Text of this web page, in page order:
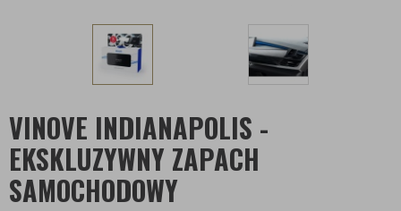
VINOVE INDIANAPOLIS -
EKSKLUZYWNY ZAPACH
SAMOCHODOWY